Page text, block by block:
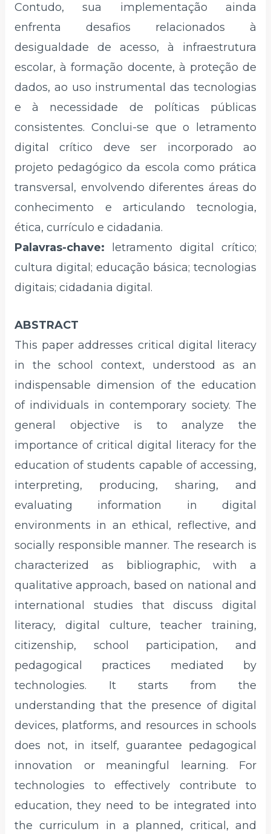
Contudo, sua implementação ainda
enfrenta desafios relacionados à
desigualdade de acesso, à infraestrutura
escolar, à formação docente, à proteção de
dados, ao uso instrumental das tecnologias
e à necessidade de políticas públicas
consistentes. Conclui-se que o letramento
digital crítico deve ser incorporado ao
projeto pedagógico da escola como prática
transversal, envolvendo diferentes áreas do
conhecimento e articulando tecnologia,
ética, currículo e cidadania.
Palavras-chave:
letramento digital crítico;
cultura digital; educação básica; tecnologias
digitais; cidadania digital.
ABSTRACT
This paper addresses critical digital literacy
in the school context, understood as an
indispensable dimension of the education
of individuals in contemporary society. The
general objective is to analyze the
importance of critical digital literacy for the
education of students capable of accessing,
interpreting, producing, sharing, and
evaluating information in digital
environments in an ethical, reflective, and
socially responsible manner. The research is
characterized as bibliographic, with a
qualitative approach, based on national and
international studies that discuss digital
literacy, digital culture, teacher training,
citizenship, school participation, and
pedagogical practices mediated by
technologies. It starts from the
understanding that the presence of digital
devices, platforms, and resources in schools
does not, in itself, guarantee pedagogical
innovation or meaningful learning. For
technologies to effectively contribute to
education, they need to be integrated into
the curriculum in a planned, critical, and